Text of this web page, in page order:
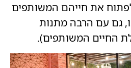
את חייהם המשותפים
גם עם הרבה מתנות
החיים המשותפים).